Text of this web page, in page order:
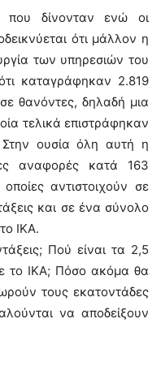
που δίνονταν ενώ οι
ότι μάλλον η
των υπηρεσιών του
καταγράφηκαν 2.819
θανόντες, δηλαδή μια
τελικά επιστράφηκαν
ουσία όλη αυτή η
αναφορές κατά 163
αντιστοιχούν σε
και σε ένα σύνολο
ΙΚΑ.
Πού είναι τα 2,5
το ΙΚΑ; Πόσο ακόμα θα
τους εκατοντάδες
να αποδείξουν